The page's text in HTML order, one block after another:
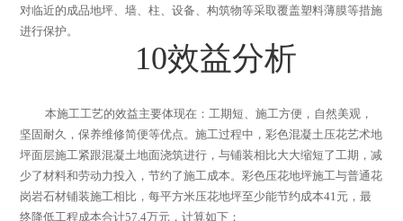
对临近的成品地坪、墙、柱、设备、构筑物等采取覆盖塑料薄膜等措施
进行保护。
10效益分析
本施工工艺的效益主要体现在：工期短、施工方便，自然美观，
坚固耐久，保养维修简便等优点。施工过程中，彩色混凝土压花艺术地
坪面层施工紧跟混凝土地面浇筑进行，与铺装相比大大缩短了工期，减
少了材料和劳动力投入，节约了施工成本。彩色压花地坪施工与普通花
岗岩石材铺装施工相比，每平方米压花地坪至少能节约成本41元，最
终降低工程成本合计57.4万元，计算如下：